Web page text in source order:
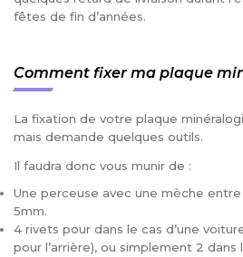
fêtes de fin d’années.
Comment fixer ma plaque
La fixation de votre plaque
mais demande quelques outils.
Il faudra donc vous munir de :
Une perceuse avec une mèche
5mm.
4 rivets pour dans le cas d’une
pour l’arrière), ou simplement 2 dans